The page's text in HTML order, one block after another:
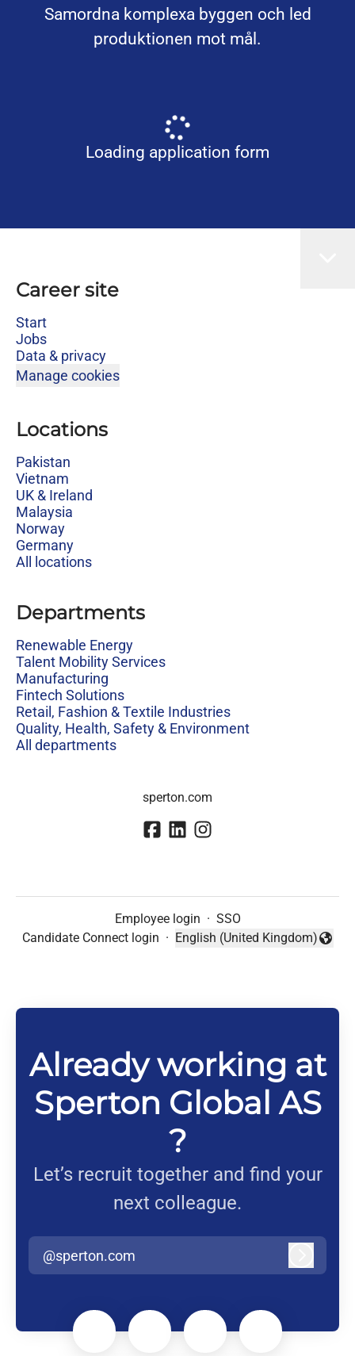
Samordna komplexa byggen och led
produktionen mot mål.
Loading application form
Career site
Start
Jobs
Data & privacy
Manage cookies
Locations
Pakistan
Vietnam
UK & Ireland
Malaysia
Norway
Germany
All locations
Departments
Renewable Energy
Talent Mobility Services
Manufacturing
Fintech Solutions
Retail, Fashion & Textile Industries
Quality, Health, Safety & Environment
All departments
sperton.com
Employee login · SSO
Candidate Connect login ·
Change language
English (United Kingdom)
Already working at
Sperton Global AS
?
Let’s recruit together and find your
next colleague.
@sperton.com